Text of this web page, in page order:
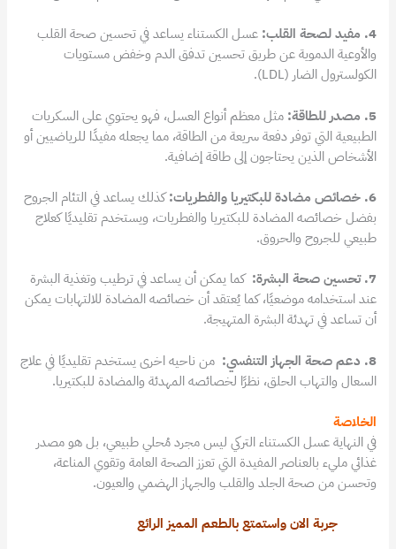
4. مفيد لصحة القلب:
عسل الكستناء يساعد في تحسين صحة القلب
والأوعية الدموية عن طريق تحسين تدفق الدم وخفض مستويات
الكولسترول الضار (LDL).
5. مصدر للطاقة:
مثل معظم أنواع العسل، فهو يحتوي على السكريات
الطبيعية التي توفر دفعة سريعة من الطاقة، مما يجعله مفيدًا للرياضيين أو
الأشخاص الذين يحتاجون إلى طاقة إضافية.
6. خصائص مضادة للبكتيريا والفطريات:
كذلك يساعد في التئام الجروح
بفضل خصائصه المضادة للبكتيريا والفطريات، ويستخدم تقليديًا كعلاج
طبيعي للجروح والحروق.
7. تحسين صحة البشرة:
كما يمكن أن يساعد في ترطيب وتغذية البشرة
عند استخدامه موضعيًا، كما يُعتقد أن خصائصه المضادة للالتهابات يمكن
أن تساعد في تهدئة البشرة المتهيجة.
8. دعم صحة الجهاز التنفسي:
من ناحيه اخرى يستخدم تقليديًا في علاج
السعال والتهاب الحلق، نظرًا لخصائصه المهدئة والمضادة للبكتيريا.
الخلاصة
في النهاية عسل الكستناء التركي ليس مجرد مُحلي طبيعي، بل هو مصدر
غذائي مليء بالعناصر المفيدة التي تعزز الصحة العامة وتقوي المناعة،
وتحسن من صحة الجلد والقلب والجهاز الهضمي والعيون.
جربة الان واستمتع بالطعم المميز الرائع